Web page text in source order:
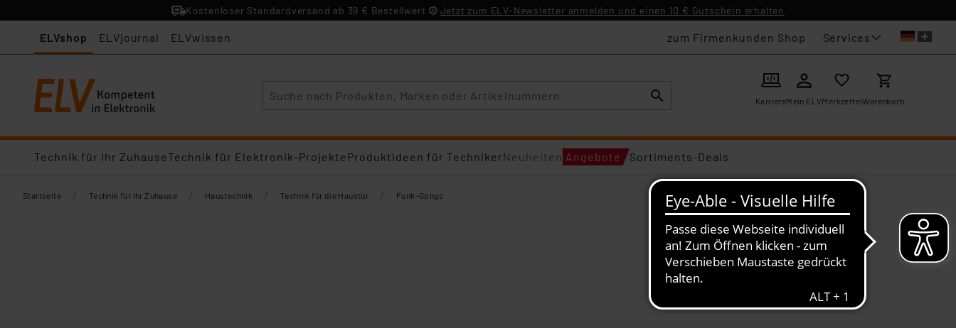
Kostenloser Standardversand ab 39 € Bestellwert Jetzt zum ELV-Newsletter anmelden und einen 10 € Gutschein erhalten
ELVshop ELVjournal ELVwissen zum Firmenkunden Shop Services
KarriereMein ELVMerkzettelWarenkorb
Technik für Ihr ZuhauseTechnik für Elektronik-ProjekteProduktideen für TechnikerNeuheiten Angebote Sortiments-Deals
Startseite / Technik für Ihr Zuhause / Haustechnik / Technik für die Haustür / Funk-Gongs